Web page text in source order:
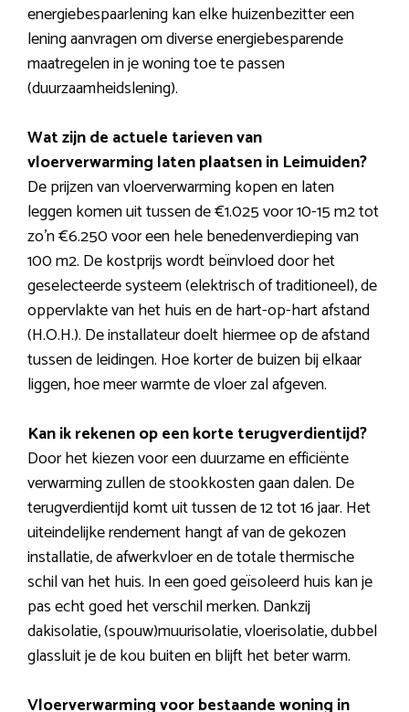
energiebespaarlening kan elke huizenbezitter een
lening aanvragen om diverse energiebesparende
maatregelen in je woning toe te passen
(duurzaamheidslening).
Wat zijn de actuele tarieven van
vloerverwarming laten plaatsen in Leimuiden?
De prijzen van vloerverwarming kopen en laten
leggen komen uit tussen de €1.025 voor 10-15 m2 tot
zo’n €6.250 voor een hele benedenverdieping van
100 m2. De kostprijs wordt beïnvloed door het
geselecteerde systeem (elektrisch of traditioneel), de
oppervlakte van het huis en de hart-op-hart afstand
(H.O.H.). De installateur doelt hiermee op de afstand
tussen de leidingen. Hoe korter de buizen bij elkaar
liggen, hoe meer warmte de vloer zal afgeven.
Kan ik rekenen op een korte terugverdientijd?
Door het kiezen voor een duurzame en efficiënte
verwarming zullen de stookkosten gaan dalen. De
terugverdientijd komt uit tussen de 12 tot 16 jaar. Het
uiteindelijke rendement hangt af van de gekozen
installatie, de afwerkvloer en de totale thermische
schil van het huis. In een goed geïsoleerd huis kan je
pas echt goed het verschil merken. Dankzij
dakisolatie, (spouw)muurisolatie, vloerisolatie, dubbel
glassluit je de kou buiten en blijft het beter warm.
Vloerverwarming voor bestaande woning in